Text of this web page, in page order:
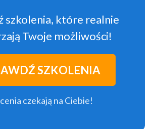
szkolenia, które realnie
Twoje możliwości!
SZKOLENIA
czekają na Ciebie!